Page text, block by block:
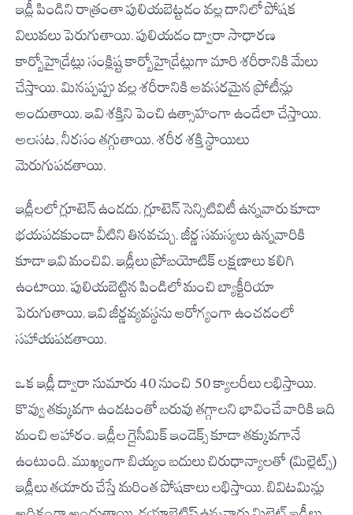
ఇడ్లీ పిండిని రాత్రంతా పులియబెట్టడం వల్ల దానిలో పోషక
విలువలు పెరుగుతాయి. పులియడం ద్వారా సాధారణ
కార్బోహైడ్రేట్లు సంక్లిష్ట కార్బోహైడ్రేట్లుగా మారి శరీరానికి మేలు
చేస్తాయి. మినప్పప్పు వల్ల శరీరానికి అవసరమైన ప్రోటీన్లు
అందుతాయి. ఇవి శక్తిని పెంచి ఉత్సాహంగా ఉండేలా చేస్తాయి.
అలసట, నీరసం తగ్గుతాయి. శరీర శక్తి స్థాయిలు
మెరుగుపడతాయి.
ఇడ్లీలలో గ్లూటెన్ ఉండదు. గ్లూటెన్ సెన్సిటివిటీ ఉన్నవారు కూడా
భయపడకుండా వీటిని తినవచ్చు. జీర్ణ సమస్యలు ఉన్నవారికి
కూడా ఇవి మంచివి. ఇడ్లీలు ప్రోబయోటిక్ లక్షణాలు కలిగి
ఉంటాయి. పులియబెట్టిన పిండిలో మంచి బ్యాక్టీరియా
పెరుగుతాయి. ఇవి జీర్ణవ్యవస్థను ఆరోగ్యంగా ఉంచడంలో
సహాయపడతాయి.
ఒక ఇడ్లీ ద్వారా సుమారు 40 నుంచి 50 క్యాలరీలు లభిస్తాయి.
కొవ్వు తక్కువగా ఉండటంతో బరువు తగ్గాలని భావించే వారికి ఇది
మంచి ఆహారం. ఇడ్లీల గ్లైసీమిక్ ఇండెక్స్ కూడా తక్కువగానే
ఉంటుంది. ముఖ్యంగా బియ్యం బదులు చిరుధాన్యాలతో (మిల్లెట్స్)
ఇడ్లీలు తయారు చేస్తే మరింత పోషకాలు లభిస్తాయి. బి-విటమిన్లు